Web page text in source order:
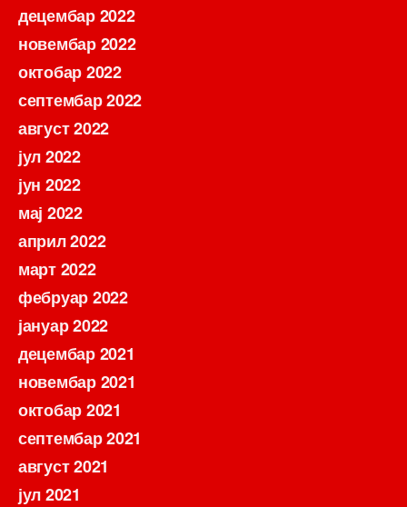
децембар 2022
новембар 2022
октобар 2022
септембар 2022
август 2022
јул 2022
јун 2022
мај 2022
април 2022
март 2022
фебруар 2022
јануар 2022
децембар 2021
новембар 2021
октобар 2021
септембар 2021
август 2021
јул 2021